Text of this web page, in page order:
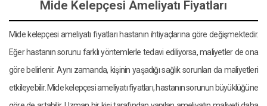
Mide Kelepçesi Ameliyatı Fiyatları
Mide kelepçesi ameliyatı fiyatları hastanın ihtiyaçlarına göre değişmektedir.
Eğer hastanın sorunu farklı yöntemlerle tedavi ediliyorsa, maliyetler de ona
göre belirlenir. Aynı zamanda, kişinin yaşadığı sağlık sorunları da maliyetleri
etkileyebilir. Mide kelepçesi ameliyatı fiyatları, hastanın sorunun büyüklüğüne